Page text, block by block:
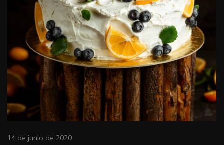
14 de junio de 2020